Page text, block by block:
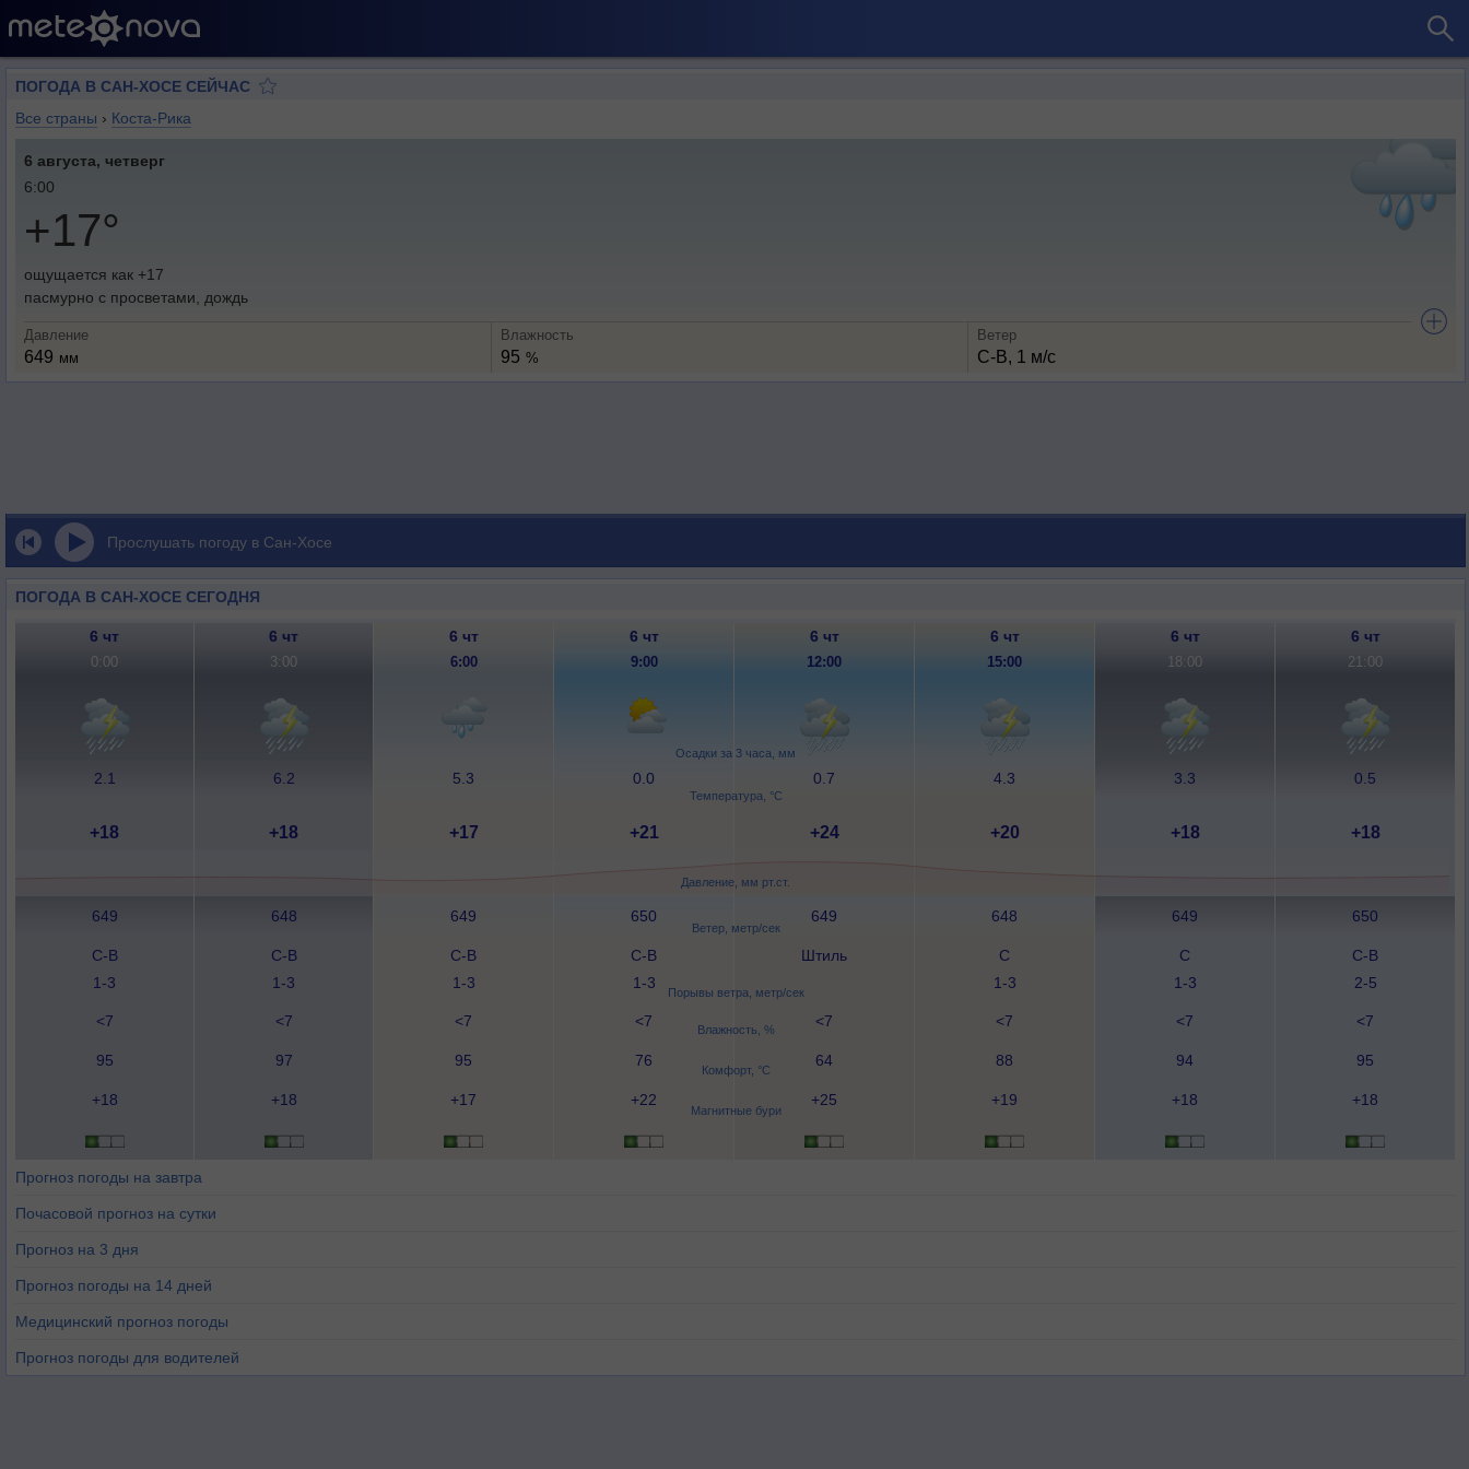
ПОГОДА В САН-ХОСЕ СЕЙЧАС
Все страны › Коста-Рика
6 августа, четверг
6:00
+17°
ощущается как +17
пасмурно с просветами, дождь
Давление
649 мм
Влажность
95 %
Ветер
С-В, 1 м/с
Прослушать погоду в Сан-Хосе
ПОГОДА В САН-ХОСЕ СЕГОДНЯ
Осадки за 3 часа, мм
Температура, °C
Давление, мм рт.ст.
Ветер, метр/сек
Порывы ветра, метр/сек
Влажность, %
Комфорт, °C
Магнитные бури
6 чт 6 чт 6 чт 6 чт 6 чт 6 чт 6 чт 6 чт
0:00 3:00 6:00 9:00 12:00 15:00 18:00 21:00
2.1 6.2 5.3 0.0 0.7 4.3 3.3 0.5
+18 +18 +17 +21 +24 +20 +18 +18
649 648 649 650 649 648 649 650
С-В
1-3
С-В
1-3
С-В
1-3
С-В
1-3
Штиль
С
1-3
С
1-3
С-В
2-5
<7 <7 <7 <7 <7 <7 <7 <7
95 97 95 76 64 88 94 95
+18 +18 +17 +22 +25 +19 +18 +18
Прогноз погоды на завтра
Почасовой прогноз на сутки
Прогноз на 3 дня
Прогноз погоды на 14 дней
Медицинский прогноз погоды
Прогноз погоды для водителей